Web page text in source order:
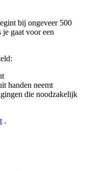
bij ongeveer 500
gaat voor een
handen neemt
die noodzakelijk
.